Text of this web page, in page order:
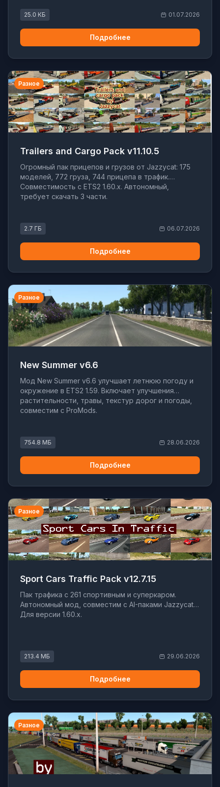
25.0 КБ 01.07.2026
Подробнее
Разное
Trailers and Cargo Pack v11.10.5
Огромный пак прицепов и грузов от Jazzycat: 175
моделей, 772 груза, 744 прицепа в трафик.
Совместимость с ETS2 1.60.x. Автономный,
требует скачать 3 части.
2.7 ГБ 06.07.2026
Подробнее
Разное
New Summer v6.6
Мод New Summer v6.6 улучшает летнюю погоду и
окружение в ETS2 1.59. Включает улучшения
растительности, травы, текстур дорог и погоды,
совместим с ProMods.
754.8 МБ 28.06.2026
Подробнее
Разное
Sport Cars Traffic Pack v12.7.15
Пак трафика с 261 спортивным и суперкаром.
Автономный мод, совместим с AI-паками Jazzycat.
Для версии 1.60.x.
213.4 МБ 29.06.2026
Подробнее
Разное